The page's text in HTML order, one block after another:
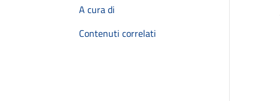
A cura di
Contenuti correlati